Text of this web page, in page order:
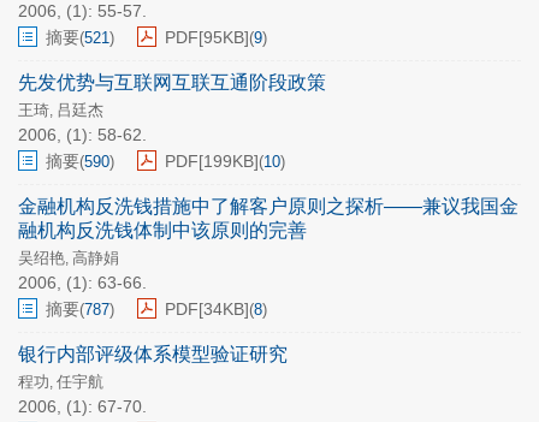
2006, (1): 55-57.
摘要(521) PDF[95KB](9)
先发优势与互联网互联互通阶段政策
王琦, 吕廷杰
2006, (1): 58-62.
摘要(590) PDF[199KB](10)
金融机构反洗钱措施中了解客户原则之探析——兼议我国金
融机构反洗钱体制中该原则的完善
吴绍艳, 高静娟
2006, (1): 63-66.
摘要(787) PDF[34KB](8)
银行内部评级体系模型验证研究
程功, 任宇航
2006, (1): 67-70.